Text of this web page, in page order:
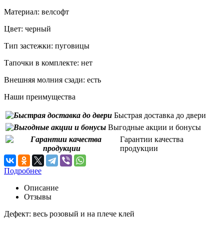
Материал: велсофт
Цвет: черный
Тип застежки: пуговицы
Тапочки в комплекте: нет
Внешняя молния сзади: есть
Наши преимущества
Быстрая доставка до двери
Выгодные акции и бонусы
Гарантии качества
продукции
Подробнее
Описание
Отзывы
Дефект: весь розовый и на плече клей